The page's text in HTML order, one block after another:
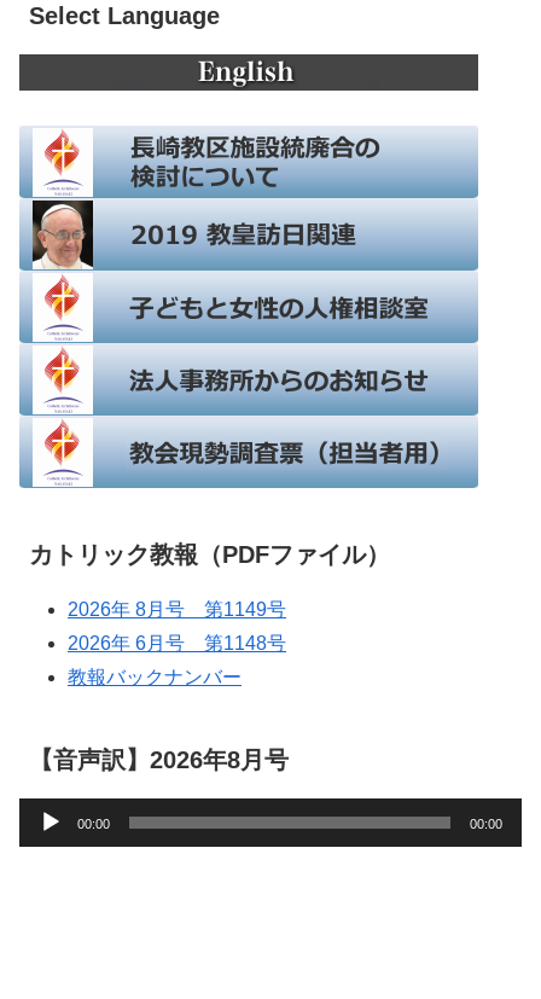
Select Language
カトリック教報（PDFファイル）
2026年 8月号 第1149号
2026年 6月号 第1148号
教報バックナンバー
【音声訳】2026年8月号
声
00:00 00:00